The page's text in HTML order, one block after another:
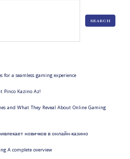
SEARCH
a seamless gaming experience
Pinco Kazino Az!
and What They Reveal About Online Gaming
новичков в онлайн-казино
A complete overview